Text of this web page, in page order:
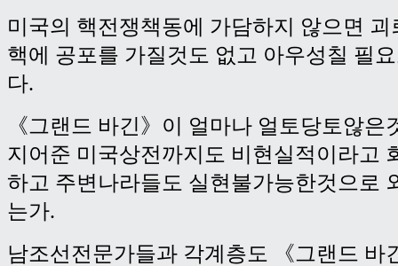
미국의 핵전쟁책동에 가담하지 않으면
핵에 공포를 가질것도 없고 아우성칠 필
다.
《그랜드 바긴》이 얼마나 얼토당토않은
지어준 미국상전까지도 비현실적이라고
하고 주변나라들도 실현불가능한것으로
는가.
남조선전문가들과 각계층도 《그랜드 바